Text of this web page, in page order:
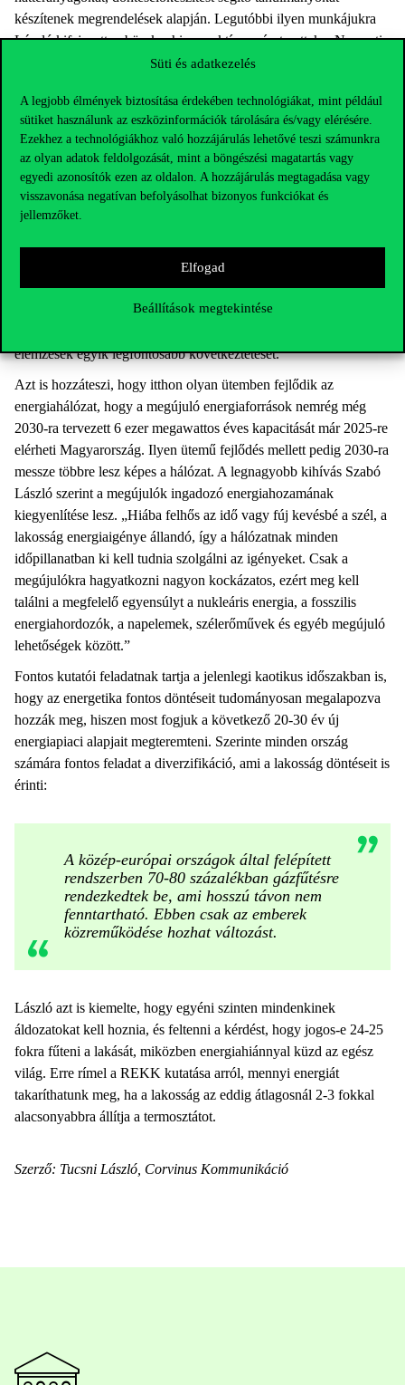
Süti és adatkezelés
A legjobb élmények biztosítása érdekében technológiákat, mint például
sütiket használunk az eszközinformációk tárolására és/vagy elérésére.
Ezekhez a technológiákhoz való hozzájárulás lehetővé teszi számunkra
az olyan adatok feldolgozását, mint a böngészési magatartás vagy
egyedi azonosítók ezen az oldalon. A hozzájárulás megtagadása vagy
visszavonása negatívan befolyásolhat bizonyos funkciókat és
jellemzőket.
Elfogad
Beállítások megtekintése
készítenek megrendelések alapján. Legutóbbi ilyen munkájukra
László kifejezetten büszke, hiszen aktívan részt vettek a Nemzeti
Energia- és Klímaterv előkészítésében. Az Európai Unió minden
elkészítését, a REKK pedig segített Magyarország
energiafelhasználásával és energiahatékonysággal kapcsolatos
kérdéseinek felmérésében.
„Az egyik legizgalmasabb kérdés jelenleg Magyarország
energiapolitikájával kapcsolatban, hogy mennyi megújuló
energiaforrást bír el a villamosenergia-hálózat. Erről fontos
szakmai vita zajlik, ugyanis a jelenlegi energiaárakat tekintve a
megújuló energia olcsónak számít, de hálózati infrastruktúra
megfelelő fejlesztése nélkül nem jelent életképes megoldást, ha
egyszerűen mindenki olcsó napelemmel szerelteti fel a házát. Ezt
elemzések egyik legfontosabb következtetését.
Azt is hozzáteszi, hogy itthon olyan ütemben fejlődik az
energiahálózat, hogy a megújuló energiaforrások nemrég még
2030-ra tervezett 6 ezer megawattos éves kapacitását már 2025-re
elérheti Magyarország. Ilyen ütemű fejlődés mellett pedig 2030-ra
messze többre lesz képes a hálózat. A legnagyobb kihívás Szabó
László szerint a megújulók ingadozó energiahozamának
kiegyenlítése lesz. „Hiába felhős az idő vagy fúj kevésbé a szél, a
lakosság energiaigénye állandó, így a hálózatnak minden
időpillanatban ki kell tudnia szolgálni az igényeket. Csak a
megújulókra hagyatkozni nagyon kockázatos, ezért meg kell
találni a megfelelő egyensúlyt a nukleáris energia, a fosszilis
energiahordozók, a napelemek, szélerőművek és egyéb megújuló
lehetőségek között.”
Fontos kutatói feladatnak tartja a jelenlegi kaotikus időszakban is,
hogy az energetika fontos döntéseit tudományosan megalapozva
hozzák meg, hiszen most fogjuk a következő 20-30 év új
energiapiaci alapjait megteremteni. Szerinte minden ország
számára fontos feladat a diverzifikáció, ami a lakosság döntéseit is
érinti:
A közép-európai országok által felépített
rendszerben 70-80 százalékban gázfűtésre
rendezkedtek be, ami hosszú távon nem
fenntartható. Ebben csak az emberek
közreműködése hozhat változást.
László azt is kiemelte, hogy egyéni szinten mindenkinek
áldozatokat kell hoznia, és feltenni a kérdést, hogy jogos-e 24-25
fokra fűteni a lakását, miközben energiahiánnyal küzd az egész
világ. Erre rímel a REKK kutatása arról, mennyi energiát
takaríthatunk meg, ha a lakosság az eddig átlagosnál 2-3 fokkal
alacsonyabbra állítja a termosztátot.
Szerző: Tucsni László, Corvinus Kommunikáció